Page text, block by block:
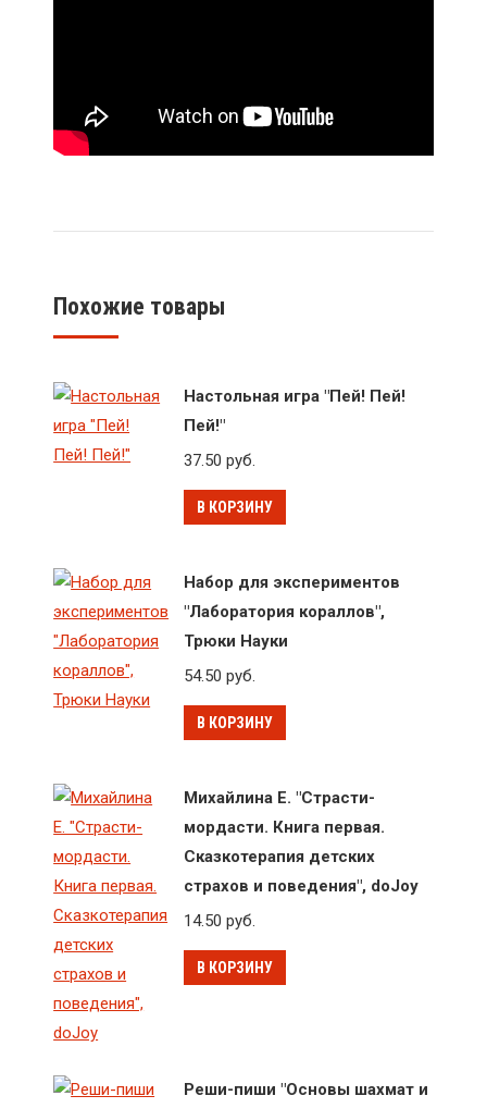
Похожие товары
Настольная игра "Пей! Пей!
Пей!"
37.50руб.
В КОРЗИНУ
Набор для экспериментов
"Лаборатория кораллов",
Трюки Науки
54.50руб.
В КОРЗИНУ
Михайлина Е. "Страсти-
мордасти. Книга первая.
Сказкотерапия детских
страхов и поведения", doJoy
14.50руб.
В КОРЗИНУ
Реши-пиши "Основы шахмат и